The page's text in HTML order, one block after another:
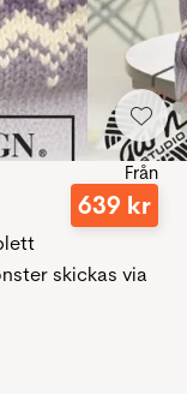
Från
639 kr
skickas via